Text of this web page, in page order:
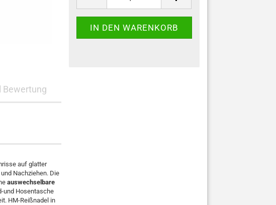
auf glatter
Nachziehen. Die
auswechselbare
und Hosentasche
HM-Reißnadel in